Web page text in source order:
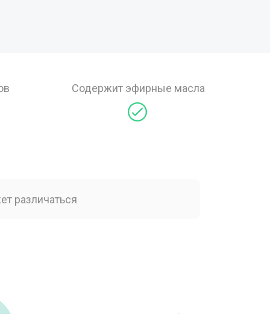
Содержит эфирные масла
различаться